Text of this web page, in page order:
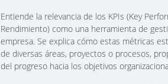
Entiende la relevancia de los KPIs (Key
Rendimiento) como una herramienta de
empresa. Se explica cómo estas métricas
de diversas áreas, proyectos o procesos,
del progreso hacia los objetivos